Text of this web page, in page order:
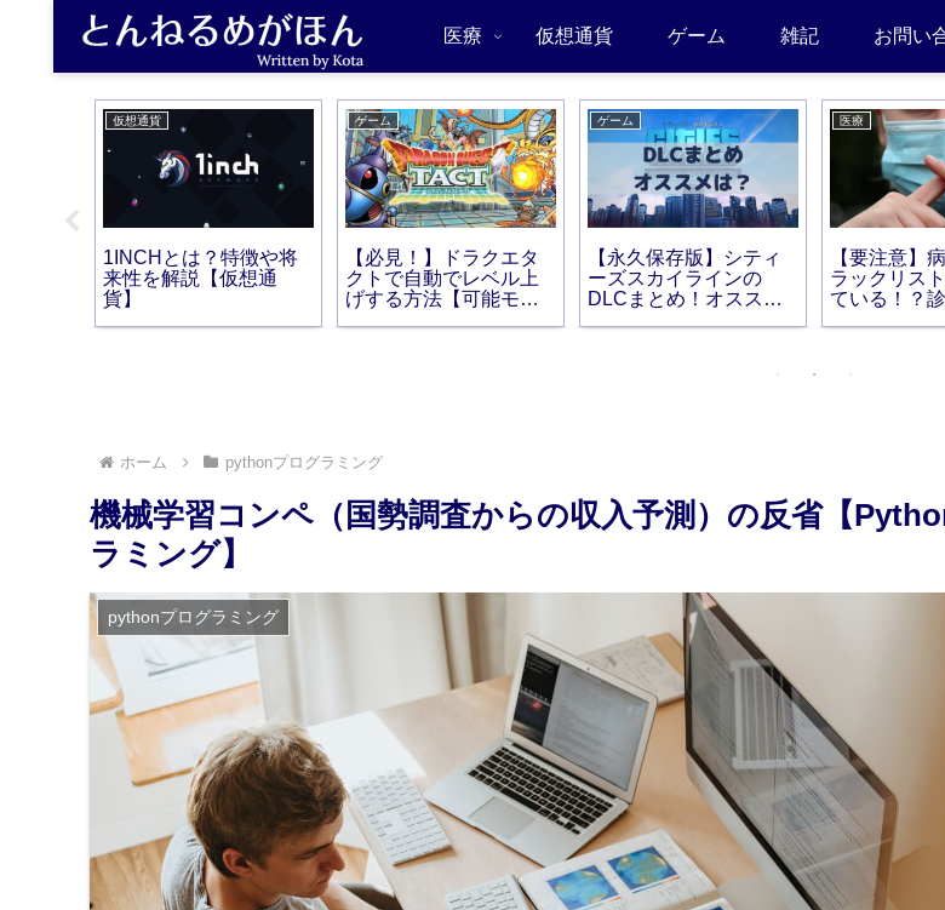
医療 仮想通貨 ゲーム 雑記 お問い
仮想通貨
1INCHとは？特徴や将
来性を解説【仮想通
貨】
ゲーム
【必見！】ドラクエタ
クトで自動でレベル上
げする方法【可能モン
ゲーム
【永久保存版】シティ
ーズスカイラインの
DLCまとめ！オススメ
医療
【要注意】
ラックリス
ている！？
ホーム pythonプログラミング
機械学習コンペ（国勢調査からの収入予測）の反省【
ラミング】
pythonプログラミング